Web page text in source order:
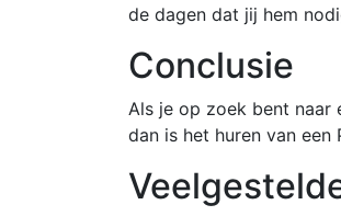
de dagen dat jij hem
Conclusie
Als je op zoek bent naar
dan is het huren van